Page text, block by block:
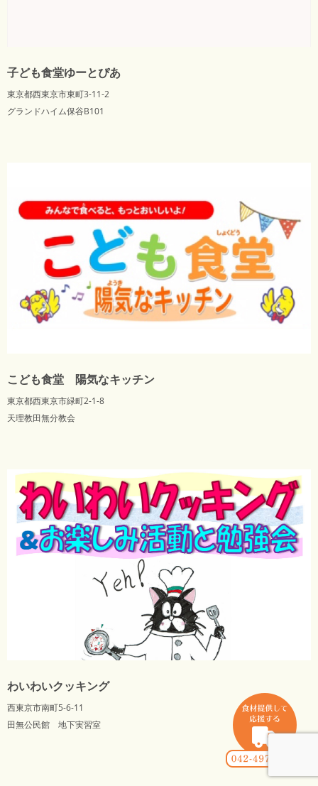
子ども食堂ゆーとぴあ
東京都西東京市東町3-11-2
グランドハイム保谷B101
こども食堂 陽気なキッチン
東京都西東京市緑町2-1-8
天理教田無分教会
わいわいクッキング
西東京市南町5-6-11
田無公民館 地下実習室